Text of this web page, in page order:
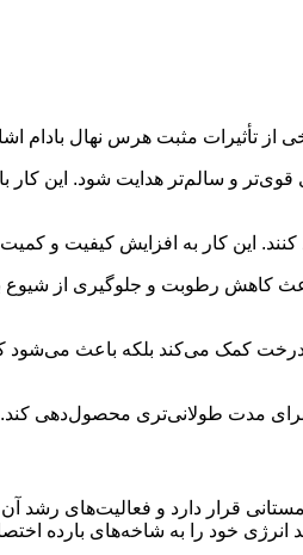
از تأثیرات مثبت هرس نهال بادام
و سالم‌تر هدایت شود. این کار
کنند. این کار به افزایش کیفیت و
کاهش رطوبت و جلوگیری از شیوع
کمک می‌کند بلکه باعث می‌شود
مدت طولانی‌تری محصول‌دهی کند.
قرار دارد و فعالیت‌های رشد
خود را به شاخه‌های بارده